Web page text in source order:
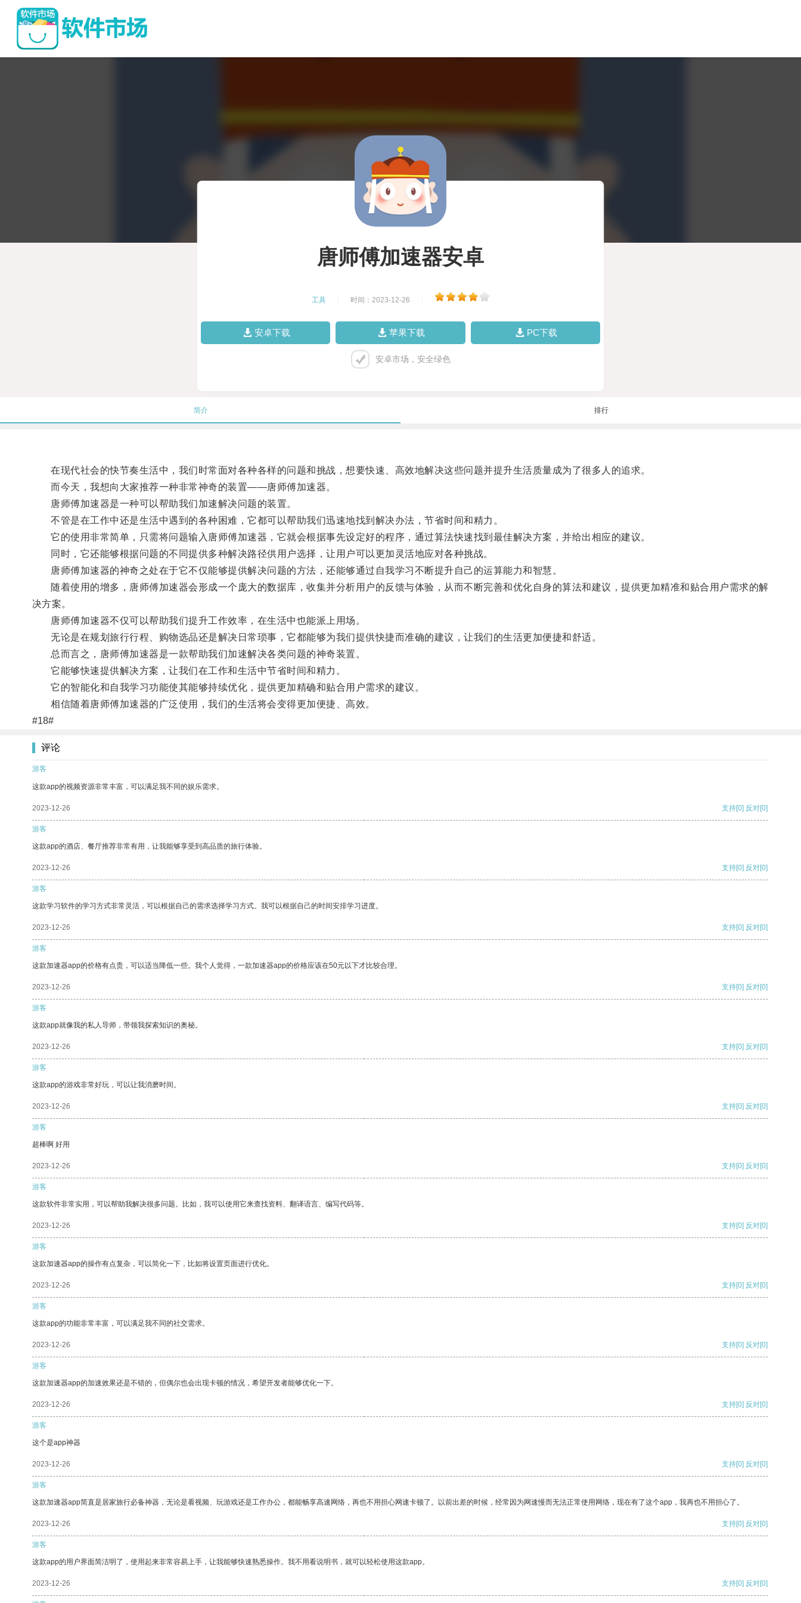
唐师傅加速器安卓
工具 时间：2023-12-26
安卓下载 苹果下载 PC下载
安卓市场，安全绿色
简介 排行
在现代社会的快节奏生活中，我们时常面对各种各样的问题和挑战，想要快速、高效地解决这些问题并提升生活质量成为了很多人的追求。
而今天，我想向大家推荐一种非常神奇的装置——唐师傅加速器。
唐师傅加速器是一种可以帮助我们加速解决问题的装置。
不管是在工作中还是生活中遇到的各种困难，它都可以帮助我们迅速地找到解决办法，节省时间和精力。
它的使用非常简单，只需将问题输入唐师傅加速器，它就会根据事先设定好的程序，通过算法快速找到最佳解决方案，并给出相应的建议。
同时，它还能够根据问题的不同提供多种解决路径供用户选择，让用户可以更加灵活地应对各种挑战。
唐师傅加速器的神奇之处在于它不仅能够提供解决问题的方法，还能够通过自我学习不断提升自己的运算能力和智慧。
随着使用的增多，唐师傅加速器会形成一个庞大的数据库，收集并分析用户的反馈与体验，从而不断完善和优化自身的算法和建议，提供更加精准和贴合用户需求的解
决方案。
唐师傅加速器不仅可以帮助我们提升工作效率，在生活中也能派上用场。
无论是在规划旅行行程、购物选品还是解决日常琐事，它都能够为我们提供快捷而准确的建议，让我们的生活更加便捷和舒适。
总而言之，唐师傅加速器是一款帮助我们加速解决各类问题的神奇装置。
它能够快速提供解决方案，让我们在工作和生活中节省时间和精力。
它的智能化和自我学习功能使其能够持续优化，提供更加精确和贴合用户需求的建议。
相信随着唐师傅加速器的广泛使用，我们的生活将会变得更加便捷、高效。
#18#
评论
游客
这款app的视频资源非常丰富，可以满足我不同的娱乐需求。
2023-12-26 支持[0] 反对[0]
游客
这款app的酒店、餐厅推荐非常有用，让我能够享受到高品质的旅行体验。
2023-12-26 支持[0] 反对[0]
游客
这款学习软件的学习方式非常灵活，可以根据自己的需求选择学习方式。我可以根据自己的时间安排学习进度。
2023-12-26 支持[0] 反对[0]
游客
这款加速器app的价格有点贵，可以适当降低一些。我个人觉得，一款加速器app的价格应该在50元以下才比较合理。
2023-12-26 支持[0] 反对[0]
游客
这款app就像我的私人导师，带领我探索知识的奥秘。
2023-12-26 支持[0] 反对[0]
游客
这款app的游戏非常好玩，可以让我消磨时间。
2023-12-26 支持[0] 反对[0]
游客
超棒啊 好用
2023-12-26 支持[0] 反对[0]
游客
这款软件非常实用，可以帮助我解决很多问题。比如，我可以使用它来查找资料、翻译语言、编写代码等。
2023-12-26 支持[0] 反对[0]
游客
这款加速器app的操作有点复杂，可以简化一下，比如将设置页面进行优化。
2023-12-26 支持[0] 反对[0]
游客
这款app的功能非常丰富，可以满足我不同的社交需求。
2023-12-26 支持[0] 反对[0]
游客
这款加速器app的加速效果还是不错的，但偶尔也会出现卡顿的情况，希望开发者能够优化一下。
2023-12-26 支持[0] 反对[0]
游客
这个是app神器
2023-12-26 支持[0] 反对[0]
游客
这款加速器app简直是居家旅行必备神器，无论是看视频、玩游戏还是工作办公，都能畅享高速网络，再也不用担心网速卡顿了。以前出差的时候，经常因为网速慢而无法正常使用网络，现在有了这个app，我再也不用担心了。
2023-12-26 支持[0] 反对[0]
游客
这款app的用户界面简洁明了，使用起来非常容易上手，让我能够快速熟悉操作。我不用看说明书，就可以轻松使用这款app。
2023-12-26 支持[0] 反对[0]